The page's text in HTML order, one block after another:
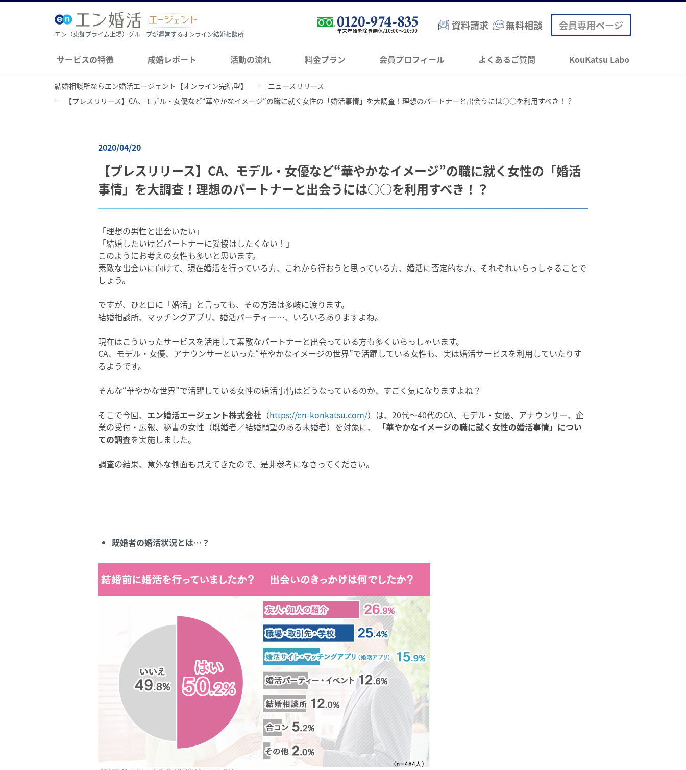
エン（東証プライム上場）グループが運営するオンライン結婚相談所
資料請求 無料相談 会員専用ページ
サービスの特徴 成婚レポート 活動の流れ 料金プラン 会員プロフィール よくあるご質問 KouKatsu Labo
結婚相談所ならエン婚活エージェント【オンライン完結型】
ニュースリリース
【プレスリリース】CA、モデル・女優など“華やかなイメージ”の職に就く女性の「婚活事情」を大調査！理想のパートナーと出会うには○○を利用すべき！？
2020/04/20
【プレスリリース】CA、モデル・女優など“華やかなイメージ”の職に就く女性の「婚活
事情」を大調査！理想のパートナーと出会うには○○を利用すべき！？
「理想の男性と出会いたい」
「結婚したいけどパートナーに妥協はしたくない！」
このようにお考えの女性も多いと思います。
素敵な出会いに向けて、現在婚活を行っている方、これから行おうと思っている方、婚活に否定的な方、それぞれいらっしゃることで
しょう。
ですが、ひと口に「婚活」と言っても、その方法は多岐に渡ります。
結婚相談所、マッチングアプリ、婚活パーティー…、いろいろありますよね。
現在はこういったサービスを活用して素敵なパートナーと出会っている方も多くいらっしゃいます。
CA、モデル・女優、アナウンサーといった“華やかなイメージの世界”で活躍している女性も、実は婚活サービスを利用していたりす
るようです。
そんな“華やかな世界”で活躍している女性の婚活事情はどうなっているのか、すごく気になりますよね？
そこで今回、 エン婚活エージェント株式会社 （https://en-konkatsu.com/）は、20代～40代のCA、モデル・女優、アナウンサー、企
業の受付・広報、秘書の女性（既婚者／結婚願望のある未婚者）を対象に、
「華やかなイメージの職に就く女性の婚活事情」につい
ての調査を実施しました。
調査の結果、意外な側面も見えてきたので、是非参考になさってください。
既婚者の婚活状況とは…？